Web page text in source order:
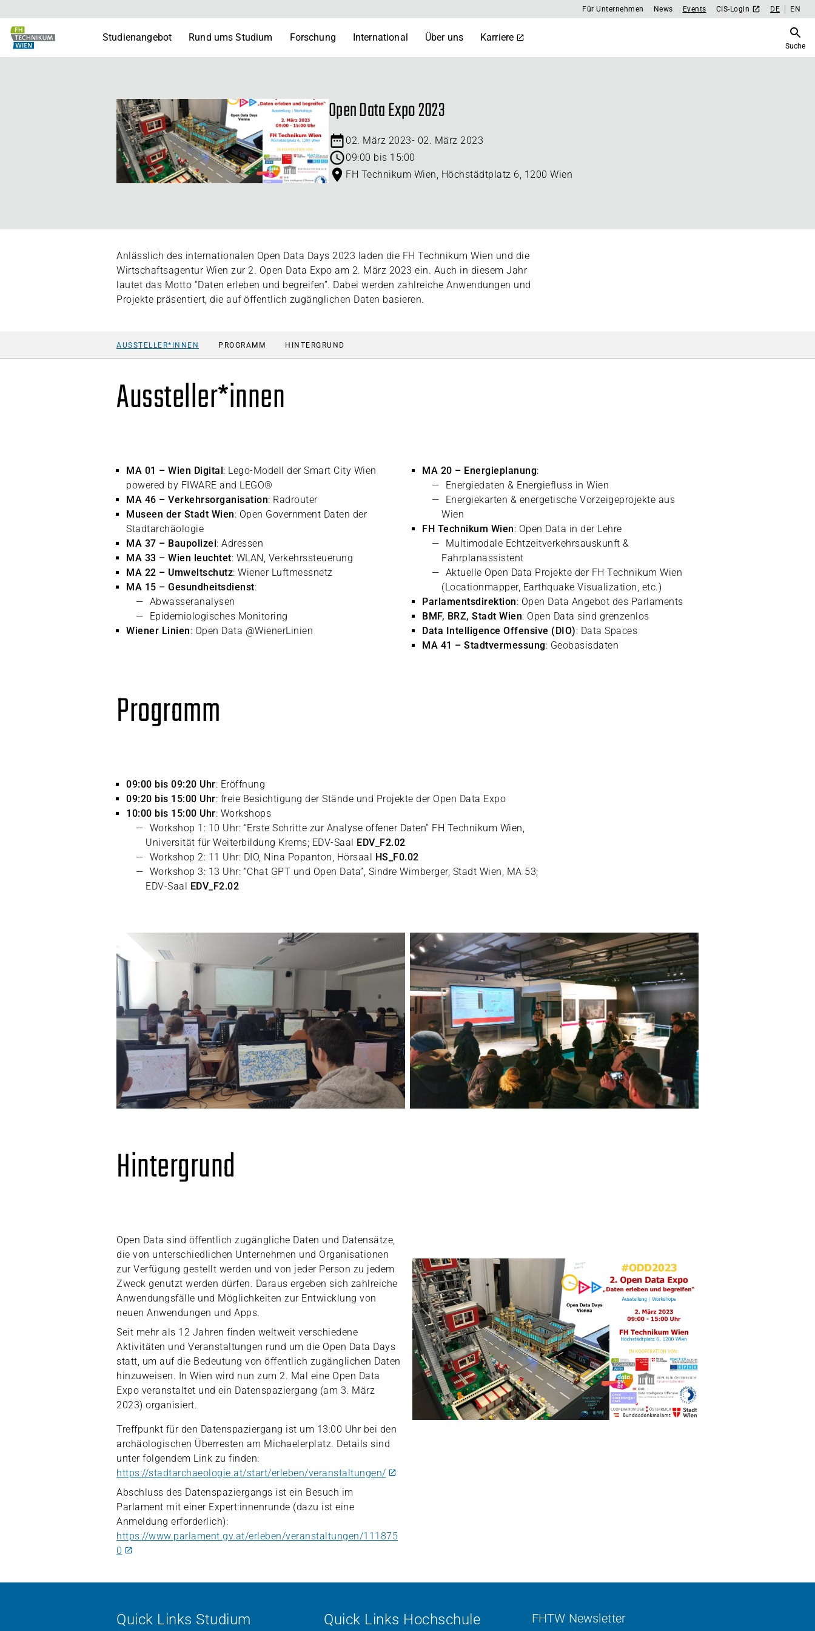
Für Unternehmen News Events CIS-Login DE EN
Studienangebot Rund ums Studium Forschung International Über uns Karriere
Suche
Open Data Expo 2023
02. März 2023- 02. März 2023
09:00 bis 15:00
FH Technikum Wien, Höchstädtplatz 6, 1200 Wien
Anlässlich des internationalen Open Data Days 2023 laden die FH Technikum Wien und die
Wirtschaftsagentur Wien zur 2. Open Data Expo am 2. März 2023 ein. Auch in diesem Jahr
lautet das Motto “Daten erleben und begreifen”. Dabei werden zahlreiche Anwendungen und
Projekte präsentiert, die auf öffentlich zugänglichen Daten basieren.
AUSSTELLER*INNEN PROGRAMM HINTERGRUND
Aussteller*innen
MA 01 – Wien Digital: Lego-Modell der Smart City Wien
powered by FIWARE and LEGO®
MA 46 – Verkehrsorganisation: Radrouter
Museen der Stadt Wien: Open Government Daten der
Stadtarchäologie
MA 37 – Baupolizei: Adressen
MA 33 – Wien leuchtet: WLAN, Verkehrssteuerung
MA 22 – Umweltschutz: Wiener Luftmessnetz
MA 15 – Gesundheitsdienst:
Abwasseranalysen
Epidemiologisches Monitoring
Wiener Linien: Open Data @WienerLinien
MA 20 – Energieplanung:
Energiedaten & Energiefluss in Wien
Energiekarten & energetische Vorzeigeprojekte aus
Wien
FH Technikum Wien: Open Data in der Lehre
Multimodale Echtzeitverkehrsauskunft &
Fahrplanassistent
Aktuelle Open Data Projekte der FH Technikum Wien
(Locationmapper, Earthquake Visualization, etc.)
Parlamentsdirektion: Open Data Angebot des Parlaments
BMF, BRZ, Stadt Wien: Open Data sind grenzenlos
Data Intelligence Offensive (DIO): Data Spaces
MA 41 – Stadtvermessung: Geobasisdaten
Programm
09:00 bis 09:20 Uhr: Eröffnung
09:20 bis 15:00 Uhr: freie Besichtigung der Stände und Projekte der Open Data Expo
10:00 bis 15:00 Uhr: Workshops
Workshop 1: 10 Uhr: “Erste Schritte zur Analyse offener Daten” FH Technikum Wien,
Universität für Weiterbildung Krems; EDV-Saal EDV_F2.02
Workshop 2: 11 Uhr: DIO, Nina Popanton, Hörsaal HS_F0.02
Workshop 3: 13 Uhr: “Chat GPT und Open Data”, Sindre Wimberger, Stadt Wien, MA 53;
EDV-Saal EDV_F2.02
Hintergrund
Open Data sind öffentlich zugängliche Daten und Datensätze,
die von unterschiedlichen Unternehmen und Organisationen
zur Verfügung gestellt werden und von jeder Person zu jedem
Zweck genutzt werden dürfen. Daraus ergeben sich zahlreiche
Anwendungsfälle und Möglichkeiten zur Entwicklung von
neuen Anwendungen und Apps.
Seit mehr als 12 Jahren finden weltweit verschiedene
Aktivitäten und Veranstaltungen rund um die Open Data Days
statt, um auf die Bedeutung von öffentlich zugänglichen Daten
hinzuweisen. In Wien wird nun zum 2. Mal eine Open Data
Expo veranstaltet und ein Datenspaziergang (am 3. März
2023) organisiert.
Treffpunkt für den Datenspaziergang ist um 13:00 Uhr bei den
archäologischen Überresten am Michaelerplatz. Details sind
unter folgendem Link zu finden:
https://stadtarchaeologie.at/start/erleben/veranstaltungen/
Abschluss des Datenspaziergangs ist ein Besuch im
Parlament mit einer Expert:innenrunde (dazu ist eine
Anmeldung erforderlich):
https://www.parlament.gv.at/erleben/veranstaltungen/111875
0
Quick Links Studium Quick Links Hochschule FHTW Newsletter